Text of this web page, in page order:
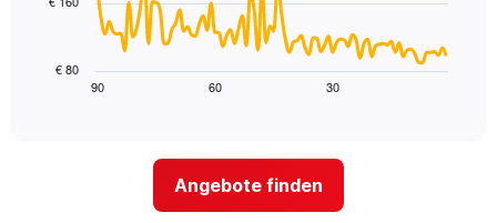
letzten
die
Diagramm
90 60 30
€ 80
Angebote finden